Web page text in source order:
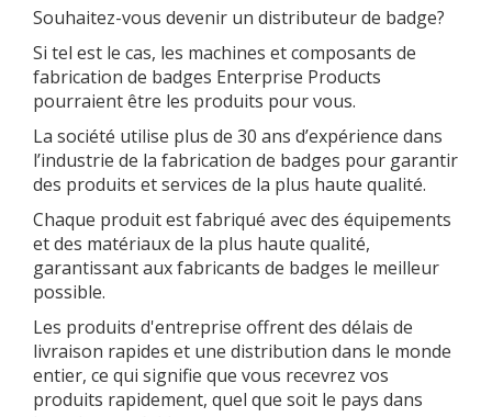
Souhaitez-vous devenir un distributeur de badge?
Si tel est le cas, les machines et composants de
fabrication de badges Enterprise Products
pourraient être les produits pour vous.
La société utilise plus de 30 ans d’expérience dans
l’industrie de la fabrication de badges pour garantir
des produits et services de la plus haute qualité.
Chaque produit est fabriqué avec des équipements
et des matériaux de la plus haute qualité,
garantissant aux fabricants de badges le meilleur
possible.
Les produits d'entreprise offrent des délais de
livraison rapides et une distribution dans le monde
entier, ce qui signifie que vous recevrez vos
produits rapidement, quel que soit le pays dans